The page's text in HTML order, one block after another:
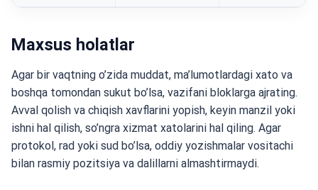
Maxsus holatlar
Agar bir vaqtning o’zida muddat, ma’lumotlardagi xato va
boshqa tomondan sukut bo’lsa, vazifani bloklarga ajrating.
Avval qolish va chiqish xavflarini yopish, keyin manzil yoki
ishni hal qilish, so’ngra xizmat xatolarini hal qiling. Agar
protokol, rad yoki sud bo’lsa, oddiy yozishmalar vositachi
bilan rasmiy pozitsiya va dalillarni almashtirmaydi.